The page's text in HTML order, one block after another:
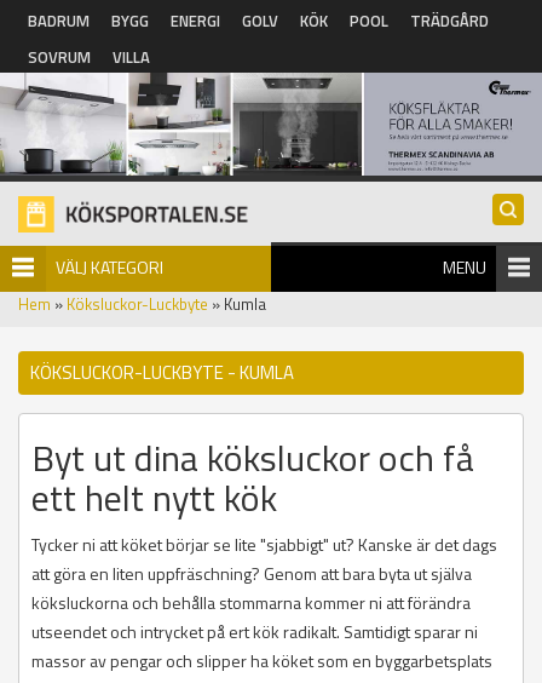
Hoppa till huvudinnehåll
BADRUM BYGG ENERGI GOLV KÖK POOL
TRÄDGÅRD
SOVRUM
VILLA
VÄLJ KATEGORI MENU
Hem » Köksluckor-Luckbyte » Kumla
KÖKSLUCKOR-LUCKBYTE - KUMLA
Byt ut dina köksluckor och få
ett helt nytt kök
Tycker ni att köket börjar se lite "sjabbigt" ut? Kanske är det dags
att göra en liten uppfräschning? Genom att bara byta ut själva
köksluckorna och behålla stommarna kommer ni att förändra
utseendet och intrycket på ert kök radikalt. Samtidigt sparar ni
massor av pengar och slipper ha köket som en byggarbetsplats